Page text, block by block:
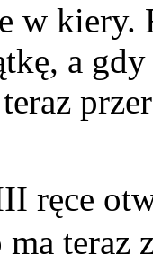
w kiery.
a
ręce
ma teraz